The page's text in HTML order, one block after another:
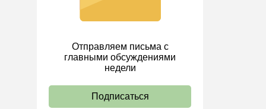
Отправляем письма с
главными обсуждениями
недели
Подписаться